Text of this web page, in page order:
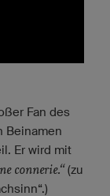
Fan des
Beinamen
Er wird mit
connerie.“ (zu